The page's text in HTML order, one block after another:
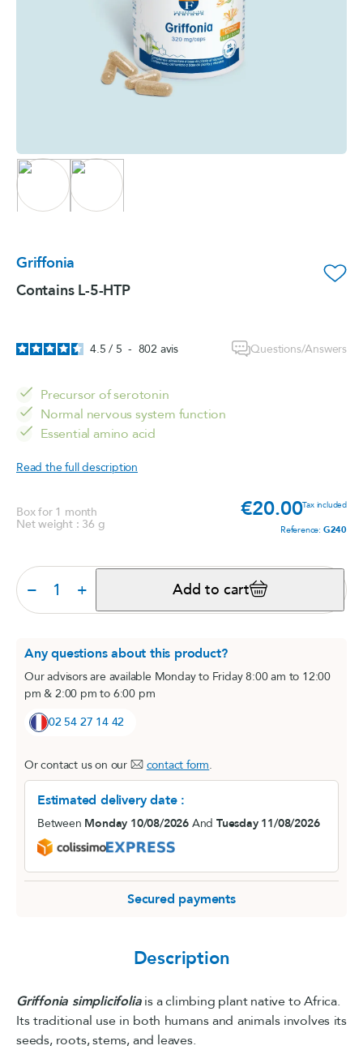
Griffonia favorite_border
Contains L-5-HTP
4.5 / 5 - 802 avis Questions/Answers
Precursor of serotonin
Normal nervous system function
Essential amino acid
Read the full description
Box for 1 month
Net weight : 36 g
Price
€20.00Tax included
Reference: G240
− + Add to cart
Any questions about this product?
Our advisors are available Monday to Friday 8:00 am to 12:00
pm & 2:00 pm to 6:00 pm
02 54 27 14 42
Or contact us on our contact form.
Estimated delivery date :
Between Monday 10/08/2026 AndTuesday 11/08/2026
Secured payments
Description
Griffonia simplicifoliais a climbing plant native to Africa.
Its traditional use in both humans and animals involves its
seeds, roots, stems, and leaves.